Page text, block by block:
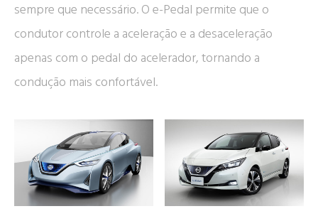
sempre que necessário. O e-Pedal permite que o
condutor controle a aceleração e a desaceleração
apenas com o pedal do acelerador, tornando a
condução mais confortável.